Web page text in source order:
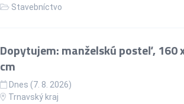
Stavebníctvo
Dopytujem: manželskú posteľ, 160
cm
Dnes (7. 8. 2026)
Trnavský kraj